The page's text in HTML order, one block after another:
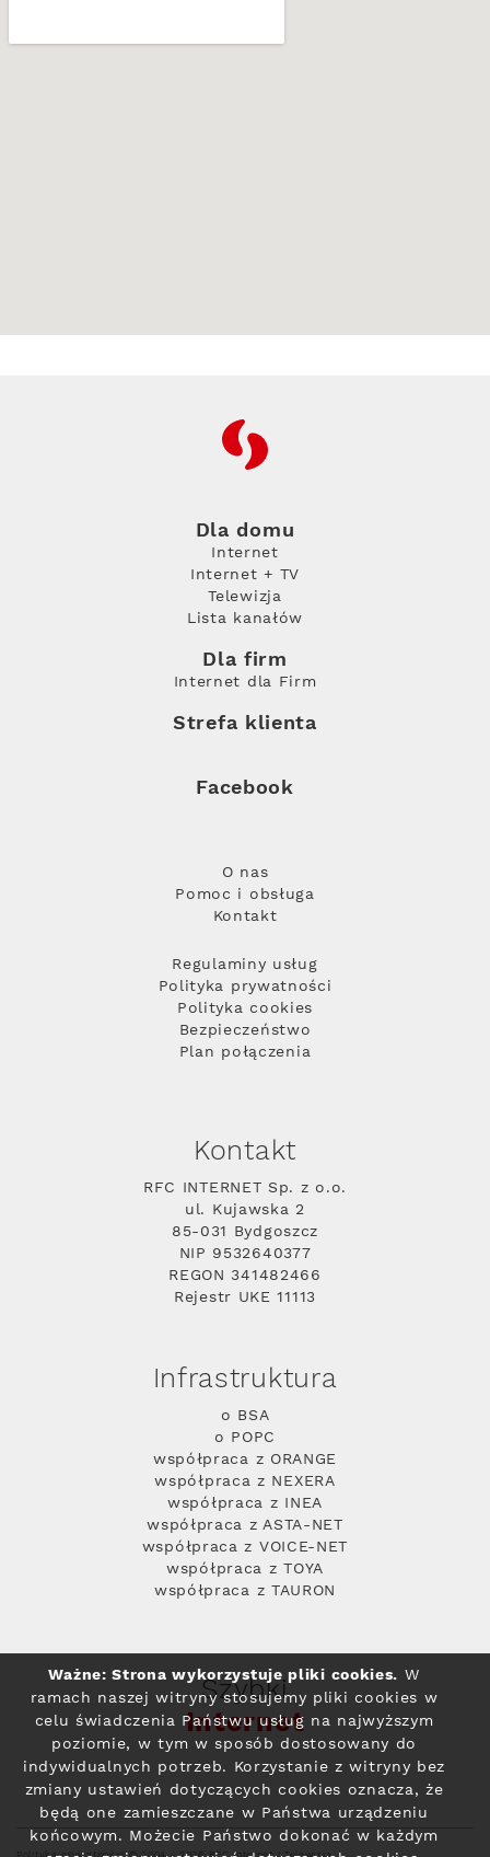
RFC
Dla domu
Internet
Internet + TV
Telewizja
Lista kanałów
Dla firm
Internet dla Firm
Strefa klienta
Facebook
O nas
Pomoc i obsługa
Kontakt
Regulaminy usług
Polityka prywatności
Polityka cookies
Bezpieczeństwo
Plan połączenia
Kontakt
RFC INTERNET Sp. z o.o.
ul. Kujawska 2
85-031 Bydgoszcz
NIP 9532640377
REGON 341482466
Rejestr UKE 11113
Infrastruktura
o BSA
o POPC
współpraca z ORANGE
współpraca z NEXERA
współpraca z INEA
współpraca z ASTA-NET
współpraca z VOICE-NET
współpraca z TOYA
współpraca z TAURON
Szybki
Internet
Ważne: Strona wykorzystuje pliki cookies. W
ramach naszej witryny stosujemy pliki cookies w
celu świadczenia Państwu usług na najwyższym
poziomie, w tym w sposób dostosowany do
indywidualnych potrzeb. Korzystanie z witryny bez
zmiany ustawień dotyczących cookies oznacza, że
będą one zamieszczane w Państwa urządzeniu
końcowym. Możecie Państwo dokonać w każdym